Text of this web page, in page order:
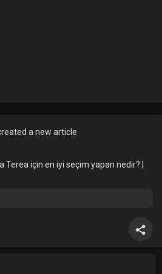
a new article
için en iyi seçim yapan nedir? |